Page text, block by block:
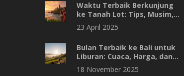
Waktu Terbaik Berkunjung
ke Tanah Lot: Tips, Musim,
dan Fakta Unik untuk
Wisatawan
23 April 2025
Bulan Terbaik ke Bali untuk
Liburan: Cuaca, Harga, dan
Keramaian
18 November 2025